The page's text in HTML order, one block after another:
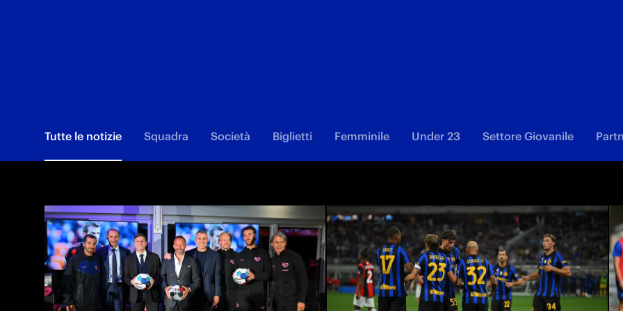
Tutte le notizie Squadra Società Biglietti Femminile Under 23 Settore Giovanile